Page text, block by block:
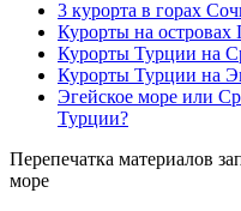
3 курорта в горах
Курорты на островах
Курорты Турции на
Курорты Турции на
Эгейское море или
Турции?
Перепечатка материалов
море